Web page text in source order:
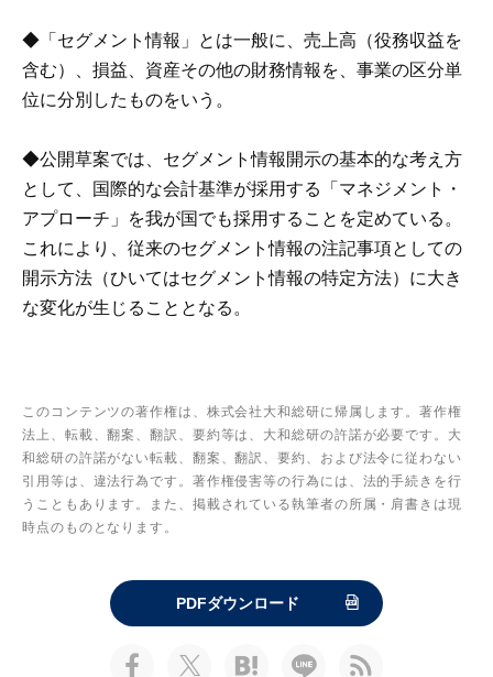
◆「セグメント情報」とは一般に、売上高（役務収益を
含む）、損益、資産その他の財務情報を、事業の区分単
位に分別したものをいう。
◆公開草案では、セグメント情報開示の基本的な考え方
として、国際的な会計基準が採用する「マネジメント・
アプローチ」を我が国でも採用することを定めている。
これにより、従来のセグメント情報の注記事項としての
開示方法（ひいてはセグメント情報の特定方法）に大き
な変化が生じることとなる。
このコンテンツの著作権は、株式会社大和総研に帰属します。著作権
法上、転載、翻案、翻訳、要約等は、大和総研の許諾が必要です。大
和総研の許諾がない転載、翻案、翻訳、要約、および法令に従わない
引用等は、違法行為です。著作権侵害等の行為には、法的手続きを行
うこともあります。また、掲載されている執筆者の所属・肩書きは現
時点のものとなります。
PDFダウンロード